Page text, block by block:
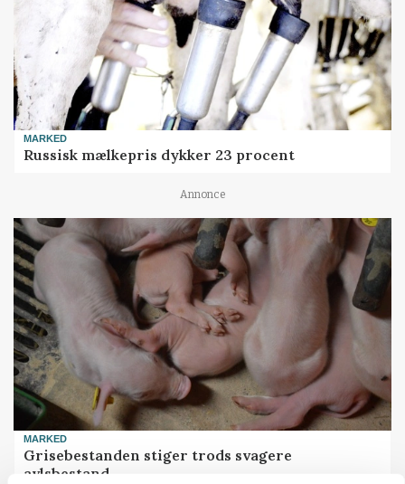
MARKED
Russisk mælkepris dykker 23 procent
Annonce
MARKED
Grisebestanden stiger trods svagere
avlsbestand